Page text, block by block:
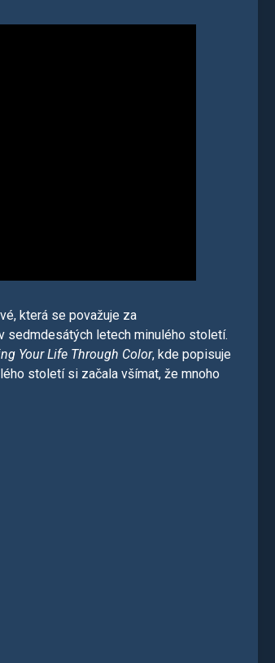
která se považuje za
sedmdesátých letech minulého století.
Your Life Through Color, kde popisuje
století si začala všímat, že mnoho